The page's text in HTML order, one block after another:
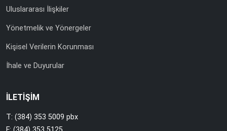
Uluslararası İlişkiler
Yönetmelik ve Yönergeler
Kişisel Verilerin Korunması
İhale ve Duyurular
İLETİŞİM
T: (384) 353 5009 pbx